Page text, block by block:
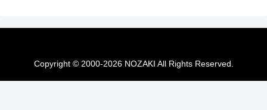
Copyright © 2000-2026 NOZAKI All Rights Reserved.